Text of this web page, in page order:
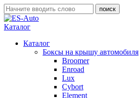
Каталог
Каталог
Боксы на крышу автомобиля
Broomer
Enroad
Lux
Cybort
Element